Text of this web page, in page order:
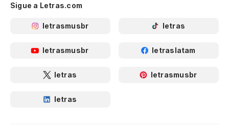
Sigue a Letras.com
letrasmusbr letras
letrasmusbr letraslatam
letras letrasmusbr
letras